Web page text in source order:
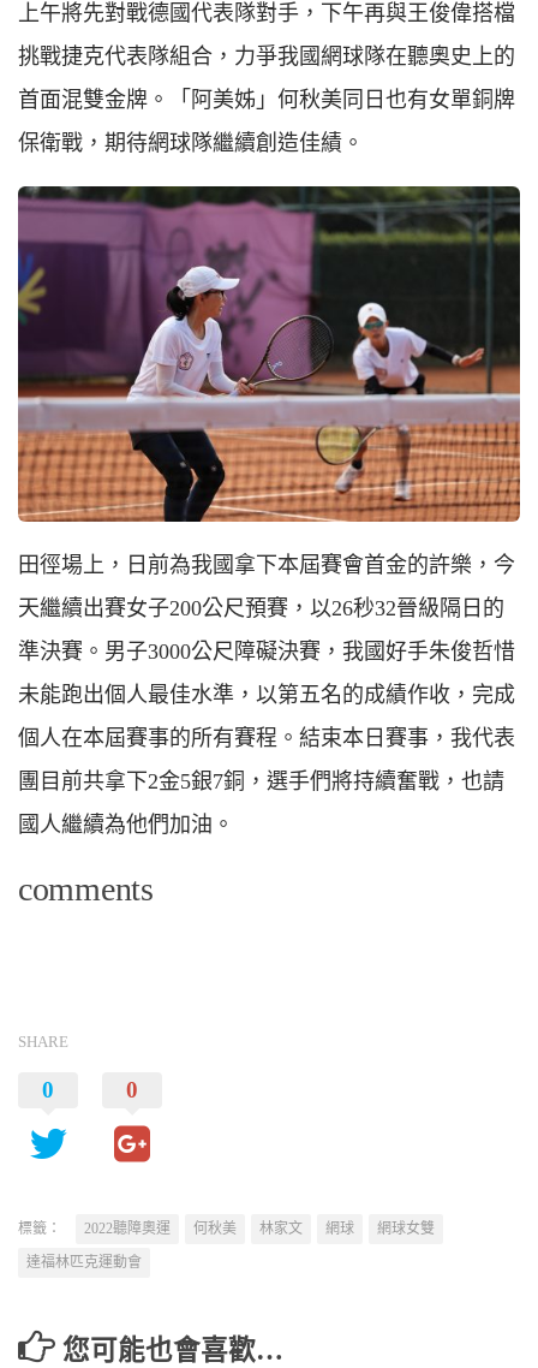
上午將先對戰德國代表隊對手，下午再與王俊偉搭檔
挑戰捷克代表隊組合，力爭我國網球隊在聽奧史上的
首面混雙金牌。「阿美姊」何秋美同日也有女單銅牌
保衛戰，期待網球隊繼續創造佳績。
田徑場上，日前為我國拿下本屆賽會首金的許樂，今
天繼續出賽女子200公尺預賽，以26秒32晉級隔日的
準決賽。男子3000公尺障礙決賽，我國好手朱俊哲惜
未能跑出個人最佳水準，以第五名的成績作收，完成
個人在本屆賽事的所有賽程。結束本日賽事，我代表
團目前共拿下2金5銀7銅，選手們將持續奮戰，也請
國人繼續為他們加油。
comments
SHARE
0 0
標籤： 2022聽障奧運 何秋美 林家文 網球
網球女雙
達福林匹克運動會
您可能也會喜歡…